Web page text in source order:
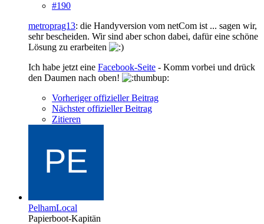
#190
metroprag13: die Handyversion vom netCom ist ... sagen wir,
sehr bescheiden. Wir sind aber schon dabei, dafür eine schöne
Lösung zu erarbeiten
Ich habe jetzt eine Facebook-Seite - Komm vorbei und drück
den Daumen nach oben!
Vorheriger offizieller Beitrag
Nächster offizieller Beitrag
Zitieren
PelhamLocal
Papierboot-Kapitän